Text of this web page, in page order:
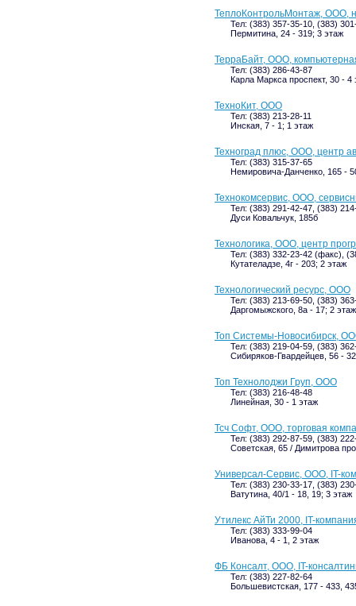
ТеплоКонтрольМонтаж, ООО,
Тел: (383) 357-35-10, (383)
Пермитина, 24 - 319; 3 этаж
ТерраБайт, ООО,
Тел: (383) 286-43-87
Карла Маркса проспект, 30 - 4
ТехноКит, ООО
Тел: (383) 213-28-11
Инская, 7 - 1; 1 этаж
Техноград плюс, ООО, центр
Тел: (383) 315-37-65
Немировича-Данченко, 165 -
Технокомсервис, ООО,
Тел: (383) 291-42-47, (383)
Дуси Ковальчук, 185б
Технологика, ООО, центр
Тел: (383) 332-23-42 (факс),
Кутателадзе, 4г - 203; 2 этаж
Технологический ресурс, ООО
Тел: (383) 213-69-50, (383)
Даргомыжского, 8а - 17; 2 этаж
Топ Системы-Новосибирск,
Тел: (383) 219-04-59, (383)
Сибиряков-Гвардейцев, 56 -
Топ Технолоджи Груп, ООО
Тел: (383) 216-48-48
Линейная, 30 - 1 этаж
Тсч Софт, ООО, торговая
Тел: (383) 292-87-59, (383)
Советская, 65 / Димитрова
Универсал-Сервис, ООО, IT-
Тел: (383) 230-33-17, (383)
Ватутина, 40/1 - 18, 19; 3 этаж
Утилекс АйТи 2000, IT-
Тел: (383) 333-99-04
Иванова, 4 - 1, 2 этаж
ФБ Консалт, ООО, IT-
Тел: (383) 227-82-64
Большевистская, 177 - 433,